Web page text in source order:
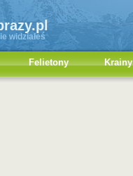
widziałeś
Felietony Krainy